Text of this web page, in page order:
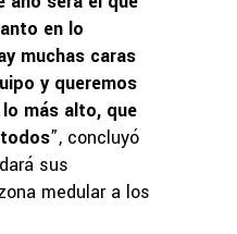
en lo
muchas caras
y queremos
más alto, que
”, concluyó
sus
medular a los